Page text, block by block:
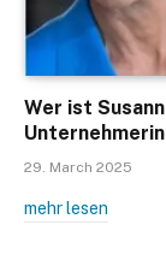
Wer ist
Unternehmerin
29. March 2025
mehr lesen